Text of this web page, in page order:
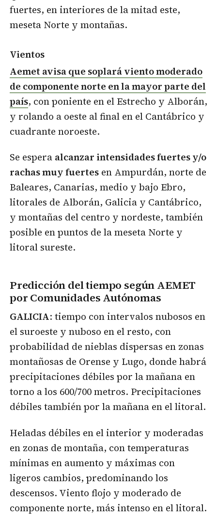
fuertes, en interiores de la mitad este,
meseta Norte y montañas.
Vientos
Aemet avisa que soplará viento moderado
de componente norte en la mayor parte del
país, con poniente en el Estrecho y Alborán,
y rolando a oeste al final en el Cantábrico y
cuadrante noroeste.
Se espera alcanzar intensidades fuertes y/o
rachas muy fuertes en Ampurdán, norte de
Baleares, Canarias, medio y bajo Ebro,
litorales de Alborán, Galicia y Cantábrico,
y montañas del centro y nordeste, también
posible en puntos de la meseta Norte y
litoral sureste.
Predicción del tiempo según AEMET
por Comunidades Autónomas
GALICIA: tiempo con intervalos nubosos en
el suroeste y nuboso en el resto, con
probabilidad de nieblas dispersas en zonas
montañosas de Orense y Lugo, donde habrá
precipitaciones débiles por la mañana en
torno a los 600/700 metros. Precipitaciones
débiles también por la mañana en el litoral.
Heladas débiles en el interior y moderadas
en zonas de montaña, con temperaturas
mínimas en aumento y máximas con
ligeros cambios, predominando los
descensos. Viento flojo y moderado de
componente norte, más intenso en el litoral.